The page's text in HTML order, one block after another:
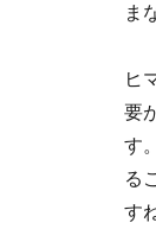
ま
ヒ
要
す
る
す